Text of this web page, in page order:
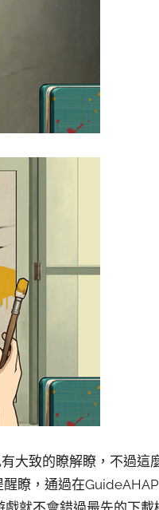
大致的瞭解瞭，不過這
瞭，通過在